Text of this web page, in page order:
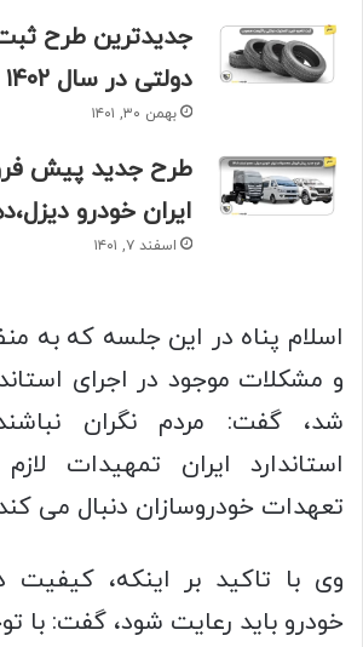
جدیدترین طرح
دولتی در سال ۱۴۰۲
بهمن ۳۰, ۱۴۰۱
طرح جدید پیش
ایران خودرو
اسفند ۷, ۱۴۰۱
اسلام پناه در این جلسه که به
و مشکلات موجود در اجرای
شد، گفت: مردم نگران
استاندارد ایران تمهیدات
تعهدات خودروسازان دنبال می
وی با تاکید بر اینکه، کیفیت
خودرو باید رعایت شود، گفت: با